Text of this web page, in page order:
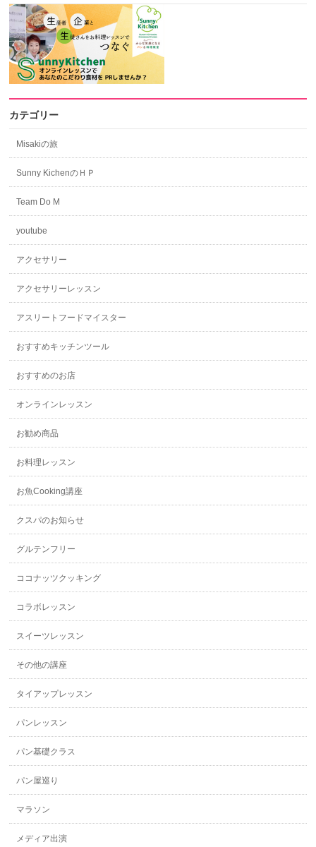
カテゴリー
Misakiの旅
Sunny KichenのＨＰ
Team Do M
youtube
アクセサリー
アクセサリーレッスン
アスリートフードマイスター
おすすめキッチンツール
おすすめのお店
オンラインレッスン
お勧め商品
お料理レッスン
お魚Cooking講座
クスパのお知らせ
グルテンフリー
ココナッツクッキング
コラボレッスン
スイーツレッスン
その他の講座
タイアップレッスン
パンレッスン
パン基礎クラス
パン屋巡り
マラソン
メディア出演